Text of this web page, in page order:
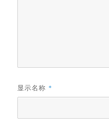
显示名称 *